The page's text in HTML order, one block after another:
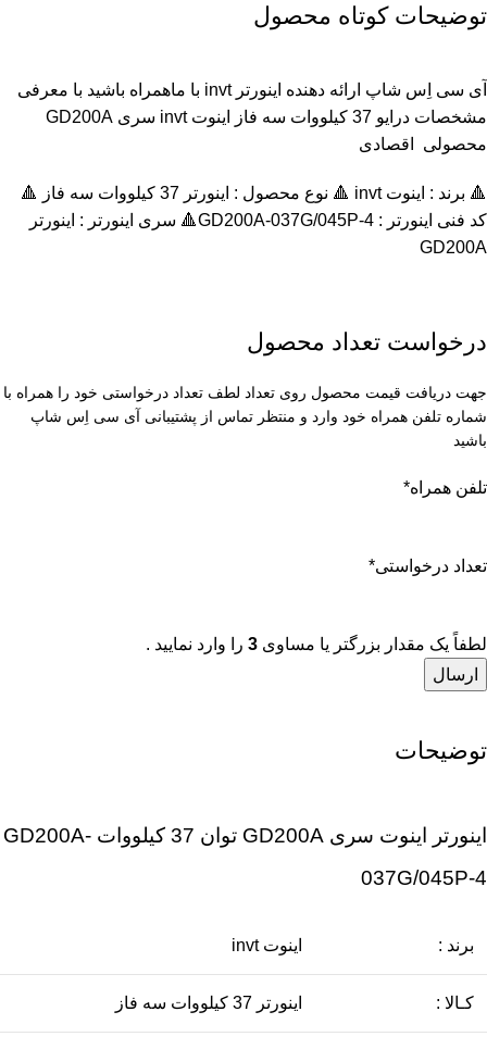
توضیحات کوتاه محصول
آی سی اِس شاپ ارائه دهنده اینورتر invt با ماهمراه باشید با معرفی
مشخصات درایو 37 کیلووات سه فاز اینوت invt سری GD200A
محصولی اقصادی
🔺 برند : اینوت invt 🔺 نوع محصول : اينورتر 37 کیلووات سه فاز 🔺
کد فنی اینورتر : GD200A-037G/045P-4🔺 سری اینورتر :
اينورتر
GD200A
درخواست تعداد محصول
جهت دریافت قیمت محصول روی تعداد لطف تعداد درخواستی خود را همراه با
شماره تلفن همراه خود وارد و منتظر تماس از پشتیبانی آی سی اِس شاپ
باشید
تلفن همراه*
تعداد درخواستی*
لطفاً یک مقدار بزرگتر یا مساوی 3 را وارد نمایید .
توضیحات
اینورتر اینوت سری GD200A توان 37 کیلووات GD200A-
037G/045P-4
برند : اینوت invt
کـالا : اينورتر 37 کیلووات سه فاز